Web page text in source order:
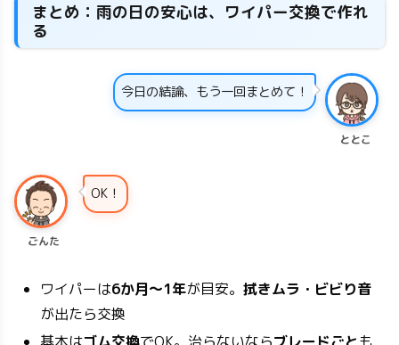
まとめ：雨の日の安心は、ワイパー交換で作れ
る
ととこ
今日の結論、もう一回まとめて！
ごんた
OK！
ワイパーは6か月〜1年が目安。拭きムラ・ビビり音
が出たら交換